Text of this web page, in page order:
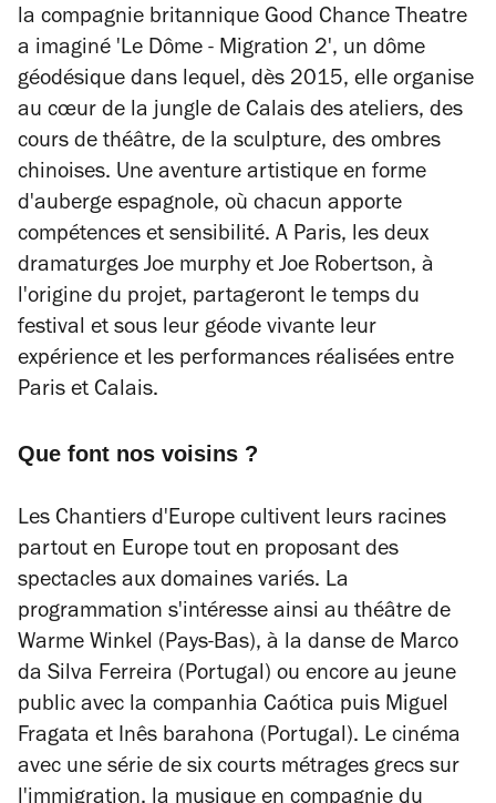
la compagnie britannique Good Chance Theatre
a imaginé 'Le Dôme - Migration 2', un dôme
géodésique dans lequel, dès 2015, elle organise
au cœur de la jungle de Calais des ateliers, des
cours de théâtre, de la sculpture, des ombres
chinoises. Une aventure artistique en forme
d'auberge espagnole, où chacun apporte
compétences et sensibilité. A Paris, les deux
dramaturges Joe murphy et Joe Robertson, à
l'origine du projet, partageront le temps du
festival et sous leur géode vivante leur
expérience et les performances réalisées entre
Paris et Calais.
Que font nos voisins ?
Les Chantiers d'Europe cultivent leurs racines
partout en Europe tout en proposant des
spectacles aux domaines variés. La
programmation s'intéresse ainsi au théâtre de
Warme Winkel (Pays-Bas), à la danse de Marco
da Silva Ferreira (Portugal) ou encore au jeune
public avec la companhia Caótica puis Miguel
Fragata et Inês barahona (Portugal). Le cinéma
avec une série de six courts métrages grecs sur